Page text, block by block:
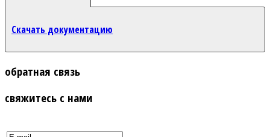
Скачать документацию
обратная связь
свяжитесь с нами